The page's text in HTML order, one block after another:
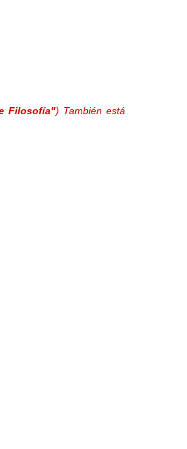
Filosofía") También está